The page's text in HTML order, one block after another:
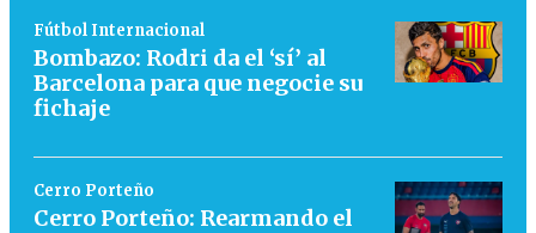
Fútbol Internacional
Bombazo: Rodri da el ‘sí’ al
Barcelona para que negocie su
fichaje
Cerro Porteño
Cerro Porteño: Rearmando el